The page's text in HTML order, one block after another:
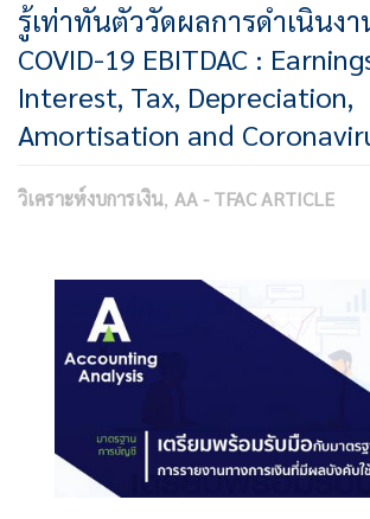
รู้เท่าทันตัววัดผลการดำเนินง
COVID-19 EBITDAC :
Interest, Tax, Depreciation,
Amortisation and
วิเคราะห์งบการเงิน AA - TFAC ARTICLE